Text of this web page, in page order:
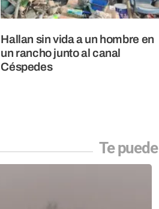
Hallan sin vida a un hombre en
un rancho junto al canal
Céspedes
Te puede